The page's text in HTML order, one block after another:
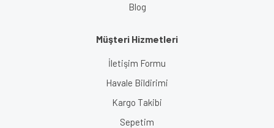
Blog
Müşteri Hizmetleri
İletişim Formu
Havale Bildirimi
Kargo Takibi
Sepetim